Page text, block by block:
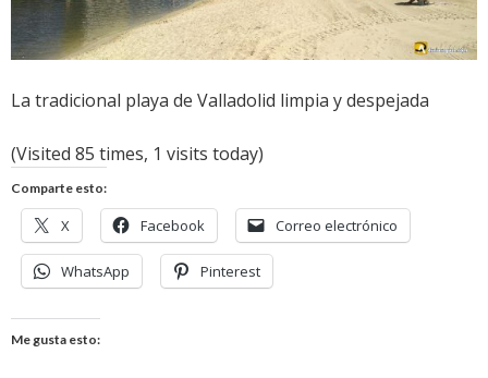
La tradicional playa de Valladolid limpia y despejada
(Visited 85 times, 1 visits today)
Comparte esto:
X Facebook Correo electrónico
WhatsApp Pinterest
Me gusta esto: